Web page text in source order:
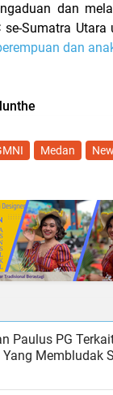
dan
se-Sumatra
dan
Medan
Paulus PG
Yang Membludak